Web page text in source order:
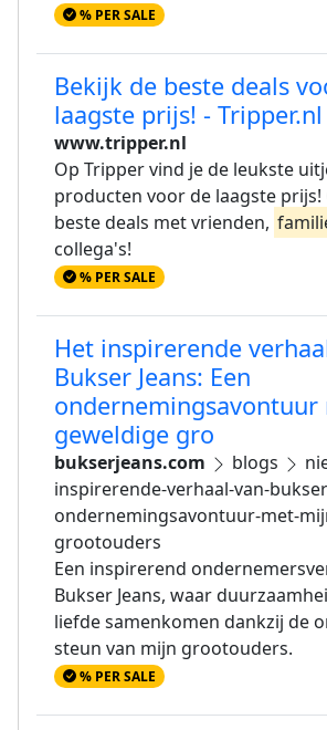
% PER SALE
Bekijk de beste deals
laagste prijs! - Tripper.nl
www.tripper.nl
Op Tripper vind je de leukste
producten voor de laagste prijs!
beste deals met vrienden,
collega's!
% PER SALE
Het inspirerende
Bukser Jeans: Een
geweldige gro
bukserjeans.com blogs
inspirerende-verhaal-van-
ondernemingsavontuur-met-
grootouders
Een inspirerend
Bukser Jeans, waar
liefde samenkomen dankzij de
steun van mijn grootouders.
% PER SALE